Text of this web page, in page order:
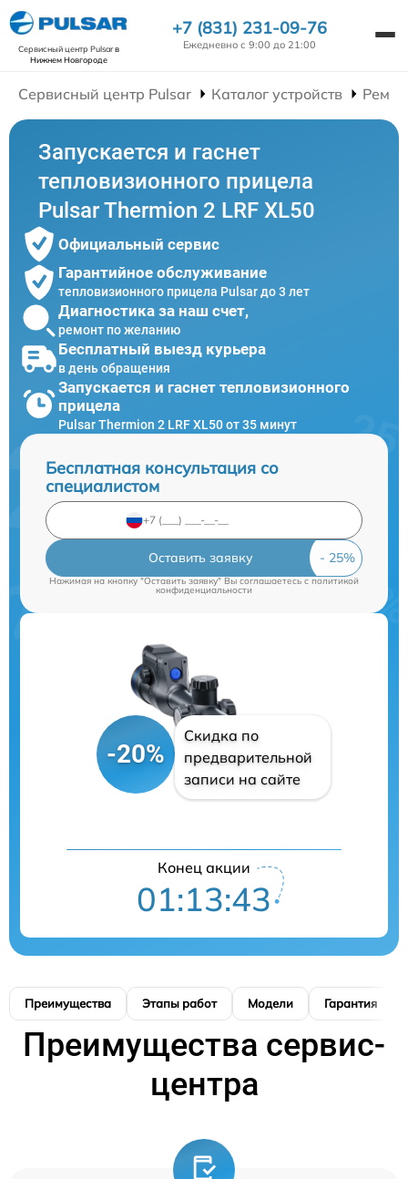
Сервисный центр Pulsarв
Нижнем Новгороде
+7 (831) 231-09-76
Ежедневно с 9:00 до 21:00
Сервисный центр Pulsar Каталог устройств
Запускается и гаснет
тепловизионного прицела
Pulsar Thermion 2 LRF XL50
Официальный сервис
Гарантийное обслуживание
тепловизионного прицела Pulsar до 3 лет
Диагностика за наш счет,
ремонт по желанию
Бесплатный выезд курьера
в день обращения
Запускается и гаснет тепловизионного
прицела
Pulsar Thermion 2 LRF XL50 от 35 минут
Бесплатная консультация со
специалистом
Оставить заявку
Нажимая на кнопку "Оставить заявку" Вы соглашаетесь cполитикой
конфиденциальности
-20%
Скидка по
предварительной
записи на сайте
Конец акции
01:13:41
Преимущества Этапы работ Модели Гарантия
Преимущества сервис-
центра